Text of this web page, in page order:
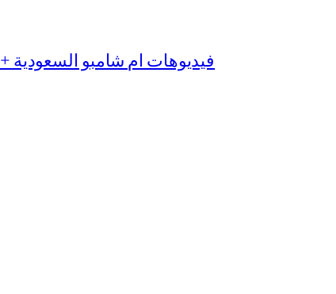
فيديوهات ام شامبو السعودية +18 كاملة بجودة عالية